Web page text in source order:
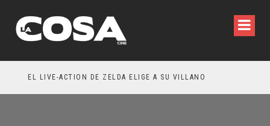
EL LIVE-ACTION DE ZELDA ELIGE A SU VILLANO